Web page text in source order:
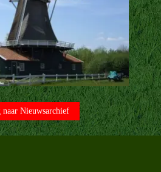
naar Nieuwsarchief